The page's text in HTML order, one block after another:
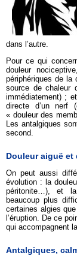
dans l’autre.
Pour ce qui
douleur
périphériques de la
source de chaleur
immédiatement) ;
directe d’un nerf
« douleur des
Les antalgiques
second.
Douleur aiguë
On peut aussi
évolution : la
péritonite…), et
beaucoup plus
certaines algies
l’éruption. De ce
qui accompagnent
Antalgiques,